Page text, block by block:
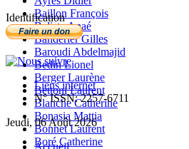
Baillon François
Balista Anaé
Banderier Gilles
Baroudi Abdelmajid
Bedin Lionel
Berger Laurène
Bettoni Laurent
Blanche Catherine
Bonasia Mattia
Bonnet Laurent
Boré Catherine
Identification
Liens internet
N° ISSN: 2257-6711
Jeudi, 06 Août 2026
Accueil